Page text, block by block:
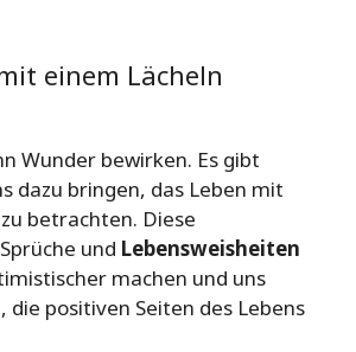
einem Lächeln
Wunder bewirken. Es gibt
dazu bringen, das Leben mit
betrachten. Diese
und Lebensweisheiten
machen und uns
die positiven Seiten des Lebens